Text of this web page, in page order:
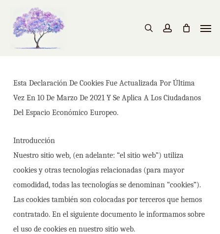
main
content
search account
Esta Declaración De Cookies Fue Actualizada Por Última
Vez En 10 De Marzo De 2021 Y Se Aplica A Los Ciudadanos
Del Espacio Económico Europeo.
Introducción
Nuestro sitio web, (en adelante: “el sitio web”) utiliza
cookies y otras tecnologías relacionadas (para mayor
comodidad, todas las tecnologías se denominan “cookies”).
Las cookies también son colocadas por terceros que hemos
contratado. En el siguiente documento le informamos sobre
el uso de cookies en nuestro sitio web.